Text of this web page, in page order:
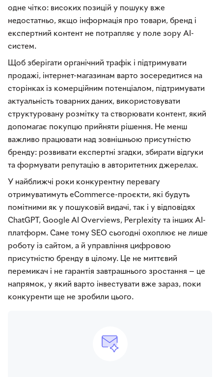
одне чітко: високих позицій у пошуку вже
недостатньо, якщо інформація про товари, бренд і
експертний контент не потрапляє у поле зору AI-
систем.
Щоб зберігати органічний трафік і підтримувати
продажі, інтернет-магазинам варто зосередитися на
сторінках із комерційним потенціалом, підтримувати
актуальність товарних даних, використовувати
структуровану розмітку та створювати контент, який
допомагає покупцю прийняти рішення. Не менш
важливо працювати над зовнішньою присутністю
бренду: розвивати експертні згадки, збирати відгуки
та формувати репутацію в авторитетних джерелах.
У найближчі роки конкурентну перевагу
отримуватимуть eCommerce-проєкти, які будуть
помітними як у пошуковій видачі, так і у відповідях
ChatGPT, Google AI Overviews, Perplexity та інших AI-
платформ. Саме тому SEO сьогодні охоплює не лише
роботу із сайтом, а й управління цифровою
присутністю бренду в цілому. Це не миттєвий
перемикач і не гарантія завтрашнього зростання — це
напрямок, у який варто інвестувати вже зараз, поки
конкуренти ще не зробили цього.